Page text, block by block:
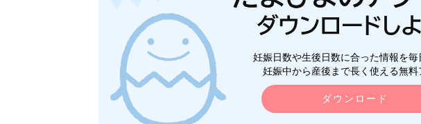
妊娠日数や生後日数に合った情報を毎
妊娠中から産後まで長く使える無料
ダウンロード